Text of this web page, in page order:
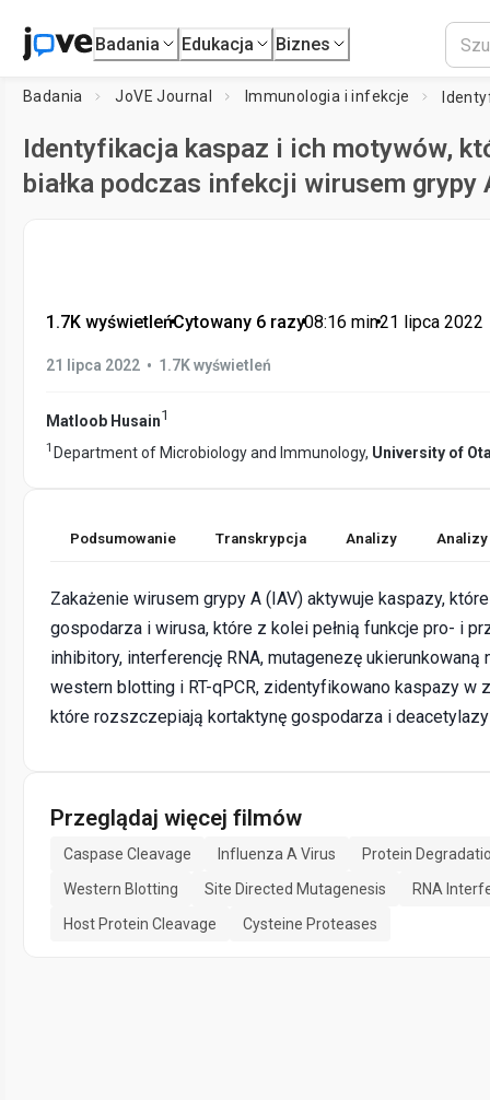
Badania Edukacja Biznes
Badania JoVE Journal Immunologia i infekcje
Identyfikacja kaspaz i ich motywów,
białka podczas infekcji wirusem grypy
1.7K wyświetleń•Cytowany 6 razy•08:16 min•21 lipca 2022
21 lipca 2022 • 1.7K wyświetleń
Matloob Husain1
1 Department of Microbiology and Immunology, University of
Podsumowanie Transkrypcja Analizy
Zakażenie wirusem grypy A (IAV) aktywuje kaspazy,
gospodarza i wirusa, które z kolei pełnią funkcje pro- i
inhibitory, interferencję RNA, mutagenezę
western blotting i RT-qPCR, zidentyfikowano kaspazy w
które rozszczepiają kortaktynę gospodarza i
Przeglądaj więcej filmów
Caspase Cleavage Influenza A Virus
Protein
Western Blotting
Site Directed Mutagenesis
RNA
Host Protein Cleavage
Cysteine Proteases